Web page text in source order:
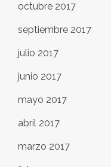
octubre 2017
septiembre 2017
julio 2017
junio 2017
mayo 2017
abril 2017
marzo 2017